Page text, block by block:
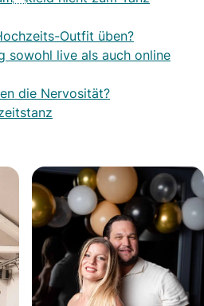
Outfit üben?
sowohl live als auch online
die Nervosität?